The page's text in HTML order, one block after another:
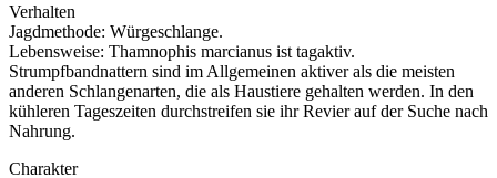
Verhalten
Jagdmethode: Würgeschlange.
Lebensweise: Thamnophis marcianus ist tagaktiv.
Strumpfbandnattern sind im Allgemeinen aktiver als die meisten
anderen Schlangenarten, die als Haustiere gehalten werden. In den
kühleren Tageszeiten durchstreifen sie ihr Revier auf der Suche nach
Nahrung.
Charakter